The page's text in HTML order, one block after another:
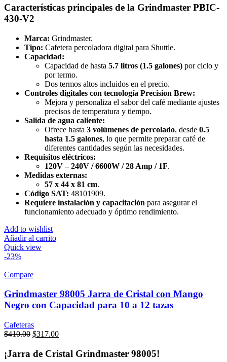
Características principales de la Grindmaster PBIC-
430-V2
Marca: Grindmaster.
Tipo: Cafetera percoladora digital para Shuttle.
Capacidad:
Capacidad de hasta 5.7 litros (1.5 galones) por ciclo y
por termo.
Dos termos altos incluidos en el precio.
Controles digitales con tecnología Precision Brew:
Mejora y personaliza el sabor del café mediante ajustes
precisos de temperatura y tiempo.
Salida de agua caliente:
Ofrece hasta 3 volúmenes de percolado, desde 0.5
hasta 1.5 galones, lo que permite preparar café de
diferentes cantidades según las necesidades.
Requisitos eléctricos:
120V – 240V / 6600W / 28 Amp / 1F.
Medidas externas:
57 x 44 x 81 cm.
Código SAT: 48101909.
Requiere instalación y capacitación para asegurar el
funcionamiento adecuado y óptimo rendimiento.
Add to wishlist
Añadir al carrito
Quick view
-23%
Compare
Grindmaster 98005 Jarra de Cristal con Mango
Negro con Capacidad para 10 a 12 tazas
Cafeteras
$410.00 Original
was:
$317.00Current
is:
¡Jarra de Cristal Grindmaster 98005!